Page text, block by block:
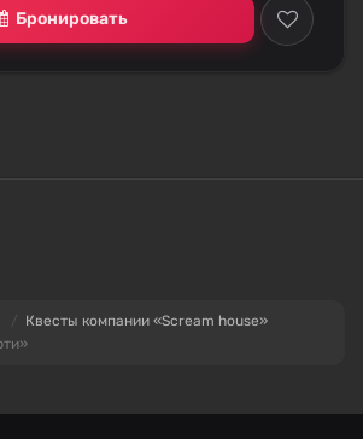
Бронировать
Квесты компании «Scream house»